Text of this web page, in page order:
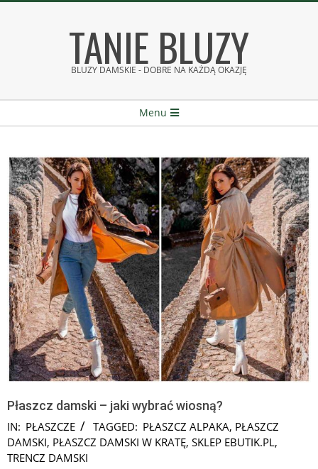
TANIE BLUZY
BLUZY DAMSKIE - DOBRE NA KAŻDĄ OKAZJĘ
Menu
Płaszcz damski – jaki wybrać wiosną?
IN: PŁASZCZE TAGGED: PŁASZCZ ALPAKA, PŁASZCZ
DAMSKI, PŁASZCZ DAMSKI W KRATĘ, SKLEP EBUTIK.PL,
TRENCZ DAMSKI